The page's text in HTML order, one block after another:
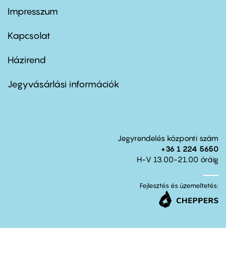
Footer
first
Impresszum
Kapcsolat
Footer
second
Házirend
Jegyvásárlási információk
Jegyrendelés központi szám
+36 1 224 5650
H-V 13.00-21.00 óráig
Fejlesztés és üzemeltetés: